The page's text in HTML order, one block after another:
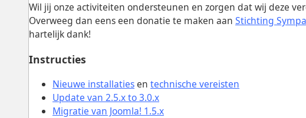
Wil jij onze activiteiten ondersteunen en zorgen dat wij deze
Overweeg dan eens een donatie te maken aanStichting
hartelijk dank!
Instructies
Nieuwe installatiesentechnische vereisten
Update van 2.5.x to 3.0.x
Migratie van Joomla! 1.5.x